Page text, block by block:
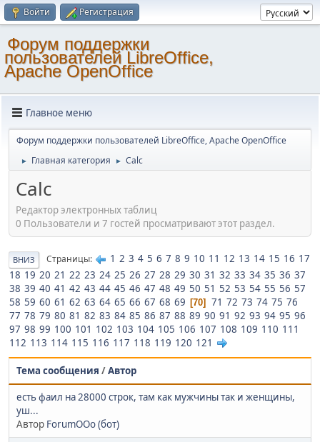
Войти Регистрация
Форум поддержки
пользователей LibreOffice,
Apache OpenOffice
Главное меню
Форум поддержки пользователей LibreOffice, Apache OpenOffice
► Главная категория ► Calc
Calc
Редактор электронных таблиц
0 Пользователи и 7 гостей просматривают этот раздел.
ВНИЗ Страницы 1 2 3 4 5 6 7 8 9 10 11 12 13 14 15 16 17
18 19 20 21 22 23 24 25 26 27 28 29 30 31 32 33 34 35 36 37
38 39 40 41 42 43 44 45 46 47 48 49 50 51 52 53 54 55 56 57
58 59 60 61 62 63 64 65 66 67 68 69 70 71 72 73 74 75 76
77 78 79 80 81 82 83 84 85 86 87 88 89 90 91 92 93 94 95 96
97 98 99 100 101 102 103 104 105 106 107 108 109 110 111
112 113 114 115 116 117 118 119 120 121
Тема сообщения /Автор
есть фаил на 28000 строк, там как мужчины так и женщины,
уш...
Автор ForumOOo (бот)